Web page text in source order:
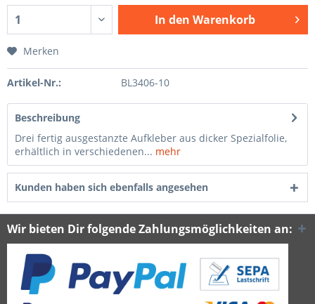
In den Warenkorb
Merken
Artikel-Nr.: BL3406-10
Beschreibung
Drei fertig ausgestanzte Aufkleber aus dicker Spezialfolie,
erhältlich in verschiedenen... mehr
Kunden haben sich ebenfalls angesehen
Wir bieten Dir folgende Zahlungsmöglichkeiten an: